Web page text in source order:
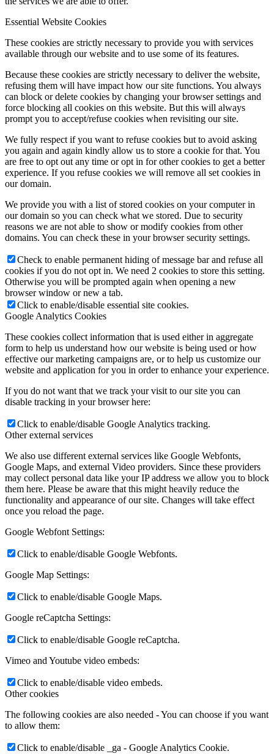
Essential Website Cookies
These cookies are strictly necessary to provide you with services
available through our website and to use some of its features.
Because these cookies are strictly necessary to deliver the website,
refusing them will have impact how our site functions. You always
can block or delete cookies by changing your browser settings and
force blocking all cookies on this website. But this will always
prompt you to accept/refuse cookies when revisiting our site.
We fully respect if you want to refuse cookies but to avoid asking
you again and again kindly allow us to store a cookie for that. You
are free to opt out any time or opt in for other cookies to get a better
experience. If you refuse cookies we will remove all set cookies in
our domain.
We provide you with a list of stored cookies on your computer in
our domain so you can check what we stored. Due to security
reasons we are not able to show or modify cookies from other
domains. You can check these in your browser security settings.
Check to enable permanent hiding of message bar and refuse all
cookies if you do not opt in. We need 2 cookies to store this setting.
Otherwise you will be prompted again when opening a new
browser window or new a tab.
Click to enable/disable essential site cookies.
Google Analytics Cookies
These cookies collect information that is used either in aggregate
form to help us understand how our website is being used or how
effective our marketing campaigns are, or to help us customize our
website and application for you in order to enhance your experience.
If you do not want that we track your visit to our site you can
disable tracking in your browser here:
Click to enable/disable Google Analytics tracking.
Other external services
We also use different external services like Google Webfonts,
Google Maps, and external Video providers. Since these providers
may collect personal data like your IP address we allow you to block
them here. Please be aware that this might heavily reduce the
functionality and appearance of our site. Changes will take effect
once you reload the page.
Google Webfont Settings:
Click to enable/disable Google Webfonts.
Google Map Settings:
Click to enable/disable Google Maps.
Google reCaptcha Settings:
Click to enable/disable Google reCaptcha.
Vimeo and Youtube video embeds:
Click to enable/disable video embeds.
Other cookies
The following cookies are also needed - You can choose if you want
to allow them:
Click to enable/disable _ga - Google Analytics Cookie.